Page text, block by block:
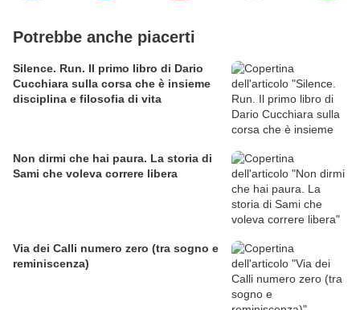
Potrebbe anche piacerti
Silence. Run. Il primo libro di Dario
Cucchiara sulla corsa che è insieme
disciplina e filosofia di vita
Non dirmi che hai paura. La storia di
Sami che voleva correre libera
Via dei Calli numero zero (tra sogno e
reminiscenza)